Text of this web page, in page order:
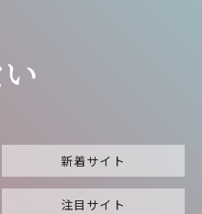
新着サイト
注目サイト